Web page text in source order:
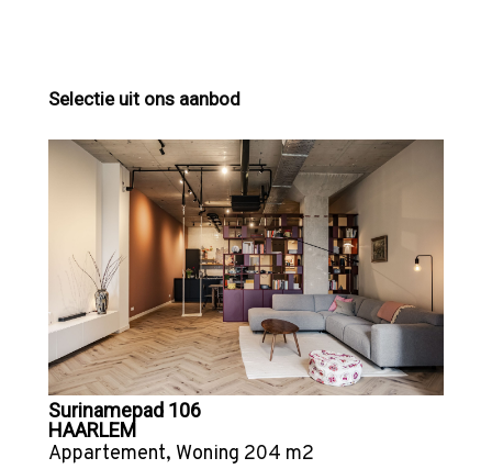
Selectie uit ons aanbod
Surinamepad 106
HAARLEM
Appartement, Woning 204 m2